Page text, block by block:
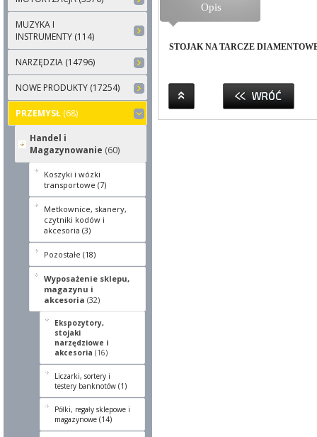
MUZYKA I
INSTRUMENTY (114)
NARZĘDZIA (14796)
NOWE PRODUKTY (17254)
PRZEMYSŁ (68)
Handel i
Magazynowanie (60)
Koszyki i wózki
transportowe (7)
Metkownice, skanery,
czytniki kodów i
akcesoria (3)
Pozostałe (18)
Wyposażenie sklepu,
magazynu i
akcesoria (32)
Ekspozytory,
stojaki
narzędziowe i
akcesoria (16)
Liczarki, sortery i
testery banknotów (1)
Półki, regały sklepowe i
magazynowe (14)
Opis
STOJAK NA TARCZE